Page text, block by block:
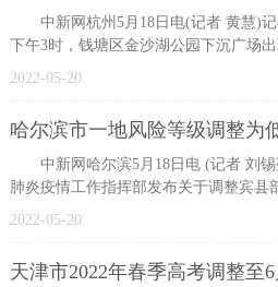
中新网杭州5月18日电(记者 黄慧)记
下午3时，钱塘区金沙湖公园下沉广场
地铁站
2022-05-20
哈尔滨市一地风险等级调整为
中新网哈尔滨5月18日电 (记者 刘锡
肺炎疫情工作指挥部发布关于调整宾县
告。 根据
2022-05-20
天津市2022年春季高考调整至